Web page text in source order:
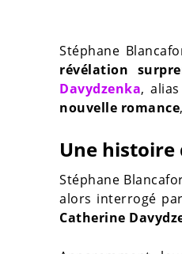
Stéphane
révélation
Davydzenka,
nouvelle romance
Une histoire
Stéphane
alors interrogé
Catherine